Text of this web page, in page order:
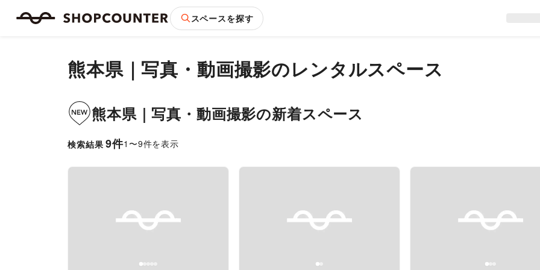
スペースを探す
熊本県｜ 写真・動画撮影のレンタルスペース
熊本県｜写真・動画撮影の新着スペース
検索結果 9件1 〜9件を表示
Previous slide Previous slide Previous slide